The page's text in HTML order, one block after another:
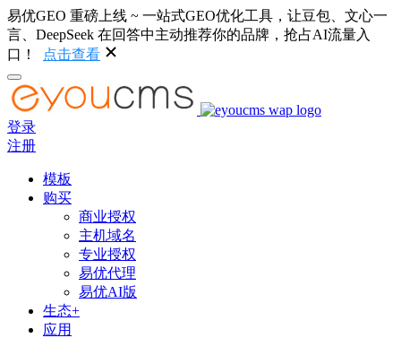
易优GEO 重磅上线 ~ 一站式GEO优化工具，让豆包、文心一
言、DeepSeek 在回答中主动推荐你的品牌，抢占AI流量入
口！
点击查看
登录
注册
模板
购买
商业授权
主机域名
专业授权
易优代理
易优AI版
生态+
应用